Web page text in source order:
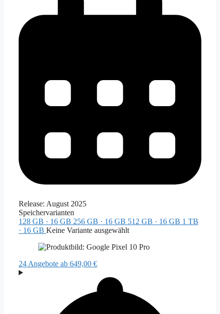
Release: August 2025
Speichervarianten
128 GB · 16 GB 256 GB · 16 GB 512 GB · 16 GB 1 TB
· 16 GB Keine Variante ausgewählt
24 Angebote ab 649,00 €